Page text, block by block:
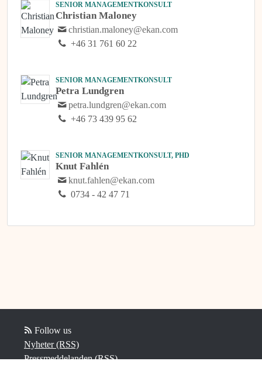
SENIOR MANAGEMENTKONSULT
Christian Maloney
christian.maloney@ekan.com
+46 31 761 60 22
SENIOR MANAGEMENTKONSULT
Petra Lundgren
petra.lundgren@ekan.com
+46 73 439 95 62
SENIOR MANAGEMENTKONSULT, PHD
Knut Fahlén
knut.fahlen@ekan.com
0734 - 42 47 71
Follow us
Nyheter (RSS)
Pressmeddelanden (RSS)